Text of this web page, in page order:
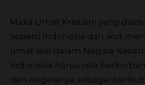
Maka Umat Kristiani yang
seperti Indonesia dan ikut
umat lain dalam Negara
Indonesia harus rela
dan negaranya sebagai berikut: